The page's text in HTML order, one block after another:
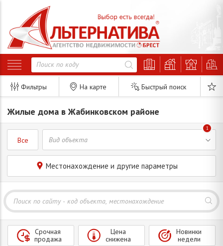
Фильтры На карте Быстрый поиск
Жилые дома в Жабинковском районе
Все
1
Местонахождение и другие параметры
Срочная
продажа
Цена
снижена
Новинки
недели